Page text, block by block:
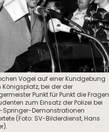
Vogel auf einer Kundgebung
bei der der
Punkt für Punkt die Fragen
zum Einsatz der Polizei bei
Springer-Demonstrationen
(Foto: SV-Bilderdienst, Hans